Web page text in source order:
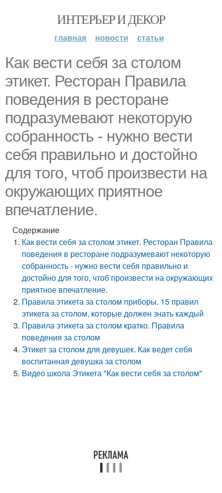
ИНТЕРЬЕР И ДЕКОР
главная новости статьи
Как вести себя за столом
этикет. Ресторан Правила
поведения в ресторане
подразумевают некоторую
собранность - нужно вести
себя правильно и достойно
для того, чтоб произвести на
окружающих приятное
впечатление.
Содержание
Как вести себя за столом этикет. Ресторан Правила
поведения в ресторане подразумевают некоторую
собранность - нужно вести себя правильно и
достойно для того, чтоб произвести на окружающих
приятное впечатление.
Правила этикета за столом приборы. 15 правил
этикета за столом, которые должен знать каждый
Правила этикета за столом кратко. Правила
поведения за столом
Этикет за столом для девушек. Как ведет себя
воспитанная девушка за столом
Видео школа Этикета "Как вести себя за столом"